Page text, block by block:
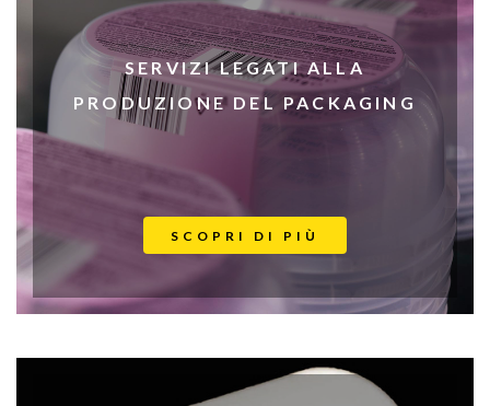
SERVIZI LEGATI ALLA
PRODUZIONE DEL PACKAGING
SCOPRI DI PIÙ